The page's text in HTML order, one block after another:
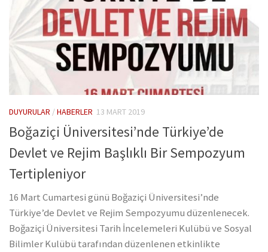
DUYURULAR /HABERLER 13 MART 2019
Boğaziçi Üniversitesi’nde Türkiye’de
Devlet ve Rejim Başlıklı Bir Sempozyum
Tertipleniyor
16 Mart Cumartesi günü Boğaziçi Üniversitesi’nde
Türkiye’de Devlet ve Rejim Sempozyumu düzenlenecek.
Boğaziçi Üniversitesi Tarih İncelemeleri Kulübü ve Sosyal
Bilimler Kulübü tarafından düzenlenen etkinlikte